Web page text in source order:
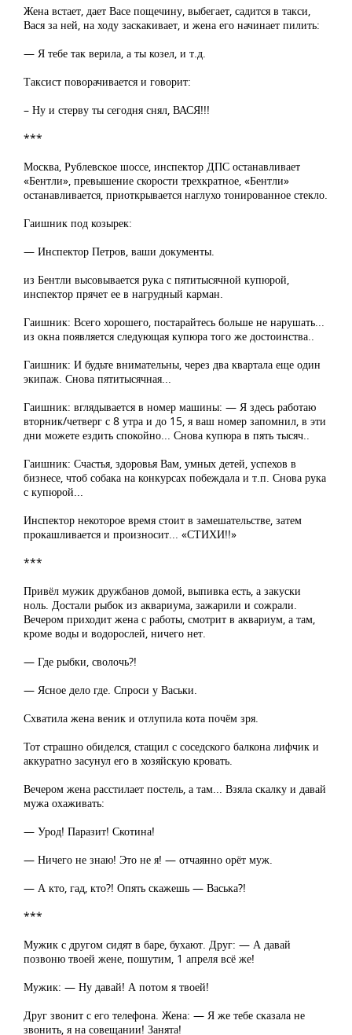
Жена встает, дает Васе пощечину, выбегает, садится в такси,
Вася за ней, на ходу заскакивает, и жена его начинает пилить:
— Я тебе так верила, а ты козел, и т.д.
Таксист поворачивается и говорит:
– Ну и стерву ты сегодня снял, ВАСЯ!!!
***
Москва, Рублевское шоссе, инспектор ДПС останавливает
«Бентли», превышение скорости трехкратное, «Бентли»
останавливается, приоткрывается наглухо тонированное стекло.
Гаишник под козырек:
— Инспектор Петров, ваши документы.
из Бентли высовывается рука с пятитысячной купюрой,
инспектор прячет ее в нагрудный карман.
Гаишник: Всего хорошего, постарайтесь больше не нарушать...
из окна появляется следующая купюра того же достоинства..
Гаишник: И будьте внимательны, через два квартала еще один
экипаж. Снова пятитысячная...
Гаишник: вглядывается в номер машины: — Я здесь работаю
вторник/четверг с 8 утра и до 15, я ваш номер запомнил, в эти
дни можете ездить спокойно... Снова купюра в пять тысяч..
Гаишник: Счастья, здоровья Вам, умных детей, успехов в
бизнесе, чтоб собака на конкурсах побеждала и т.п. Снова рука
с купюрой...
Инспектор некоторое время стоит в замешательстве, затем
прокашливается и произносит... «СТИХИ!!»
***
Привёл мужик дружбанов домой, выпивка есть, а закуски
ноль. Достали рыбок из аквариума, зажарили и сожрали.
Вечером приходит жена с работы, смотрит в аквариум, а там,
кроме воды и водорослей, ничего нет.
— Где рыбки, сволочь?!
— Ясное дело где. Спроси у Васьки.
Схватила жена веник и отлупила кота почём зря.
Тот страшно обиделся, стащил с соседского балкона лифчик и
аккуратно засунул его в хозяйскую кровать.
Вечером жена расстилает постель, а там... Взяла скалку и давай
мужа охаживать:
— Урод! Паразит! Скотина!
— Ничего не знаю! Это не я! — отчаянно орёт муж.
— А кто, гад, кто?! Опять скажешь — Васька?!
***
Мужик с другом сидят в баре, бухают. Друг: — А давай
позвоню твоей жене, пошутим, 1 апреля всё же!
Мужик: — Ну давай! А потом я твоей!
Друг звонит с его телефона. Жена: — Я же тебе сказала не
звонить, я на совещании! Занята!